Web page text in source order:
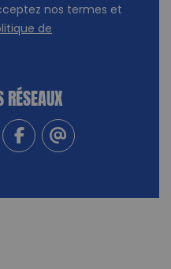
nos termes et
de
RÉSEAUX